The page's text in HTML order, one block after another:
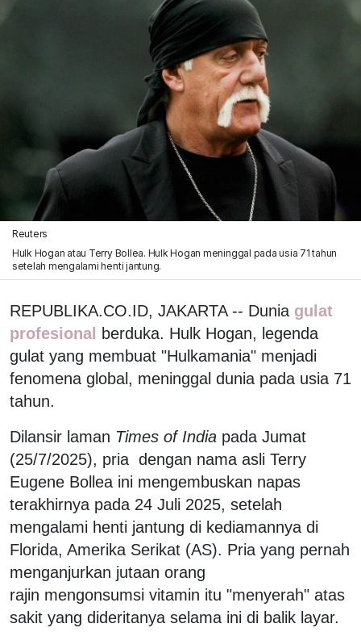
Reuters
Hulk Hogan atau Terry Bollea. Hulk Hogan meninggal pada usia 71 tahun
setelah mengalami henti jantung.
REPUBLIKA.CO.ID, JAKARTA -- Dunia gulat
profesional
berduka. Hulk Hogan, legenda
gulat yang membuat "Hulkamania" menjadi
fenomena global, meninggal dunia pada usia 71
tahun.
Dilansir laman Times of India pada Jumat
(25/7/2025), pria dengan nama asli Terry
Eugene Bollea ini mengembuskan napas
terakhirnya pada 24 Juli 2025, setelah
mengalami henti jantung di kediamannya di
Florida, Amerika Serikat (AS). Pria yang pernah
menganjurkan jutaan orang
rajin mengonsumsi vitamin itu "menyerah" atas
sakit yang dideritanya selama ini di balik layar.